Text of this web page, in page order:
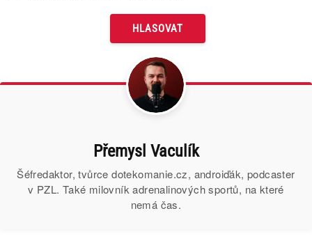
Přemysl Vaculík
Šéfredaktor, tvůrce dotekomanie.cz, androiďák, podcaster
v PZL. Také milovník adrenalinových sportů, na které
nemá čas.